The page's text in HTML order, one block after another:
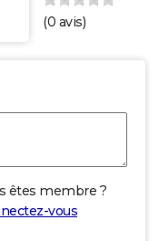
(0 avis)
êtes membre ?
vous